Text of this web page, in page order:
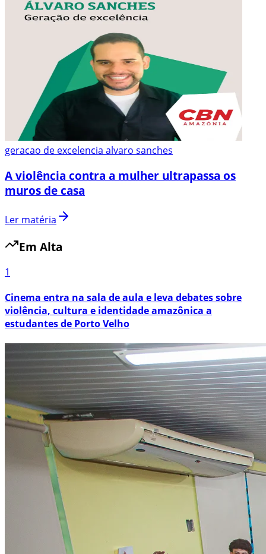
geracao de excelencia alvaro sanches
A violência contra a mulher ultrapassa os
muros de casa
Ler matéria
Em Alta
1
Cinema entra na sala de aula e leva debates sobre
violência, cultura e identidade amazônica a
estudantes de Porto Velho